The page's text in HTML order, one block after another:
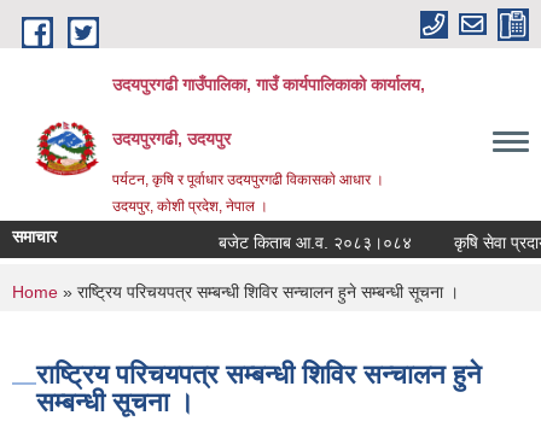
Skip to main content
उदयपुरगढी गाउँपालिका, गाउँ कार्यपालिकाको कार्यालय,
उदयपुरगढी, उदयपुर
पर्यटन, कृषि र पूर्वाधार उदयपुरगढी विकासकाे आधार ।
उदयपुर, काेशी प्रदेश, नेपाल ।
समाचार बजेट किताब आ.व. २०८३।०८४ कृषि सेवा
You are here
Home » राष्ट्रिय परिचयपत्र सम्बन्धी शिविर सन्चालन हुने सम्बन्धी सूचना ।
राष्ट्रिय परिचयपत्र सम्बन्धी शिविर सन्चालन हुने
सम्बन्धी सूचना ।